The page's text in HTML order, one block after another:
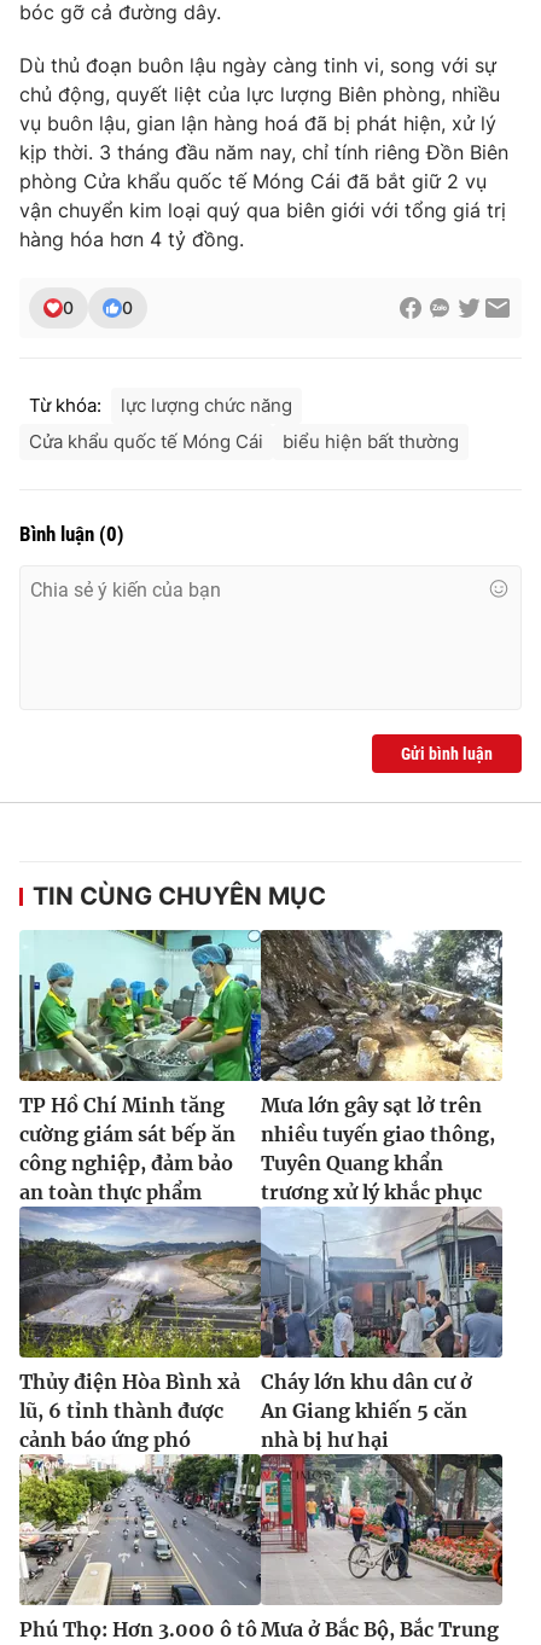
THỜI BÁO VTV
Theo dõi báo trên
Cơ quan chủ quản:
cấp ngày 29/12/2023
Tổng Biên tập:
Vũ Thanh Thủy
Email: toasoan@vtv.vn
® Cấm sao chép dưới mọi hình thức nếu không có sự chấp
thuận bằng văn bản. Ghi rõ nguồn VTV.vn khi phát hành lại
thông tin từ website này.
bóc gỡ cả đường dây.
Dù thủ đoạn buôn lậu ngày càng tinh vi, song với sự
chủ động, quyết liệt của lực lượng Biên phòng, nhiều
vụ buôn lậu, gian lận hàng hoá đã bị phát hiện, xử lý
kịp thời. 3 tháng đầu năm nay, chỉ tính riêng Đồn Biên
phòng Cửa khẩu quốc tế Móng Cái đã bắt giữ 2 vụ
vận chuyển kim loại quý qua biên giới với tổng giá trị
hàng hóa hơn 4 tỷ đồng.
0 0
Từ khóa:
lực lượng chức năng
Cửa khẩu quốc tế Móng Cái
biểu hiện bất thường
Bình luận (0)
Gửi bình luận
TIN CÙNG CHUYÊN MỤC
TP Hồ Chí Minh tăng
cường giám sát bếp ăn
công nghiệp, đảm bảo
an toàn thực phẩm
Mưa lớn gây sạt lở trên
nhiều tuyến giao thông,
Tuyên Quang khẩn
trương xử lý khắc phục
Thủy điện Hòa Bình xả
lũ, 6 tỉnh thành được
cảnh báo ứng phó
Cháy lớn khu dân cư ở
An Giang khiến 5 căn
nhà bị hư hại
Phú Thọ: Hơn 3.000 ô tôMưa ở Bắc Bộ, Bắc Trung